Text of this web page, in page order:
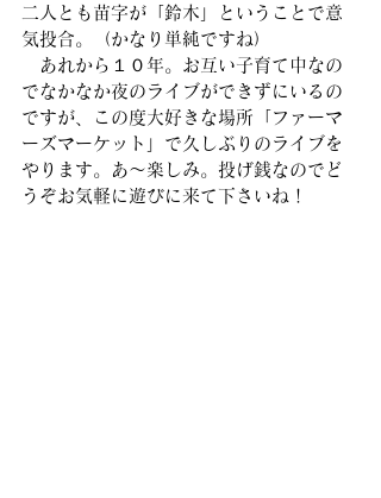
二人とも苗字が「鈴木」ということで意
気投合。（かなり単純ですね）
あれから１０年。お互い子育て中なの
でなかなか夜のライブができずにいるの
ですが、この度大好きな場所「ファーマ
ーズマーケット」で久しぶりのライブを
やります。あ〜楽しみ。投げ銭なのでど
うぞお気軽に遊びに来て下さいね！